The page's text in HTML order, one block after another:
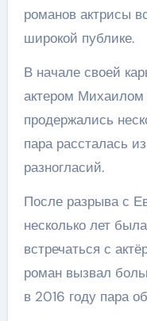
романов актрисы
широкой публике.
В начале своей
актером
продержались
пара рассталась
разногласий.
После разрыва с
несколько лет
встречаться с
роман вызвал
в 2016 году пара